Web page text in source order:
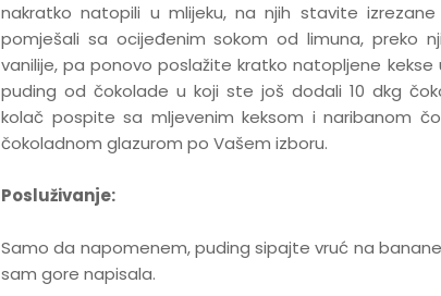
nakratko natopili u mlijeku, na njih stavite
pomješali sa ocijeđenim sokom od limuna, preko
vanilije, pa ponovo poslažite kratko natopljene kekse
puding od čokolade u koji ste još dodali 10 dkg
kolač pospite sa mljevenim keksom i naribanom
čokoladnom glazurom po Vašem izboru.
Posluživanje:
Samo da napomenem, puding sipajte vruć na
sam gore napisala.